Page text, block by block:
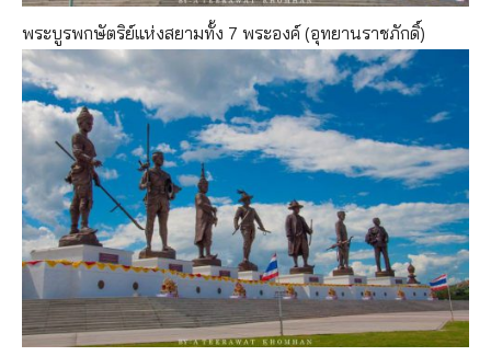
พระบูรพกษัตริย์แห่งสยามทั้ง 7 พระองค์ (อุทยานราชภักดิ์)